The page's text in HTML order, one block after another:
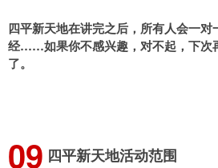
四平新天地在讲完之后，所有人会一
经……如果你不感兴趣，对不起，下次
了。
09 四平新天地活动范围